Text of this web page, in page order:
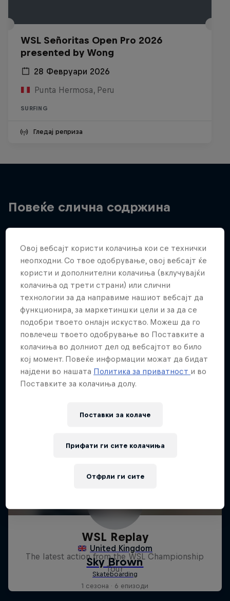
WSL Señoritas Open Pro 2026
presented by Wong
28 Февруари 2026
Punta Hermosa, Peru
SURFING
Гледај реприза
Повеќе слична содржина
WSL Replay
The latest action from the WSL Championship
Tour
1 сезона · 6 епизоди
Овој вебсајт користи колачиња кои се технички
неопходни. Со твое одобрување, овој вебсајт ќе
користи и дополнителни колачиња (вклучувајќи
колачиња од трети страни) или слични
технологии за да направиме нашиот вебсајт да
функционира, за маркетиншки цели и за да се
подобри твоето онлајн искуство. Можеш да го
повлечеш твоето одобрување во Поставките а
колачиња во долниот дел од вебсајтот во било
кој момент. Повеќе информации можат да бидат
најдени во нашата Политика за приватност и во
Поставките за колачиња долу.
Поставки за колачe
Отфрли ги сите
Прифати ги сите колачиња